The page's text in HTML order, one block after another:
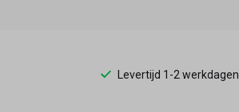
Levertijd 1-2 werkdagen